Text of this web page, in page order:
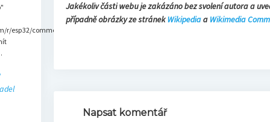
Jakékoliv části webu je zakázáno bez svolení autora a
případně obrázky ze stránekWikipediaa Wikimedia
Napsat komentář
r/esp32/comments/1dsh3b5/warning_some_c3_super_mini_boards_have_a_design/